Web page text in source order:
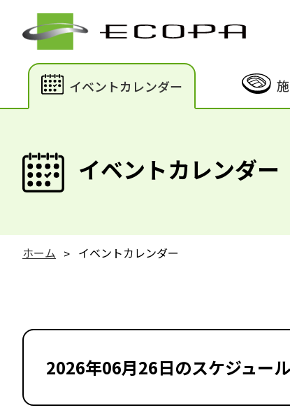
イベントカレンダー
イベントカレンダー
ホーム イベントカレンダー
2026年06月26日のスケジュール